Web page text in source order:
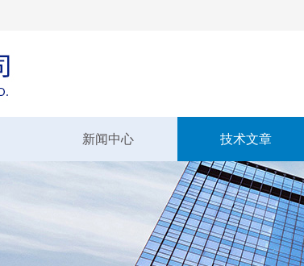
新闻中心 技术文章